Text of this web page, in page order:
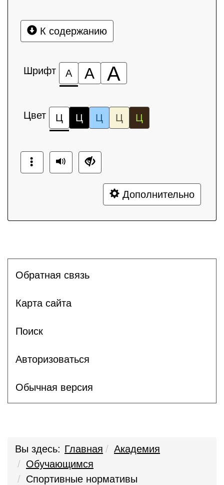
К содержанию
Шрифт А А А
Цвет Ц Ц Ц Ц Ц
Дополнительно
Обратная связь
Карта сайта
Поиск
Авторизоваться
Обычная версия
Вы здесь: Главная
Академия
Обучающимся
Спортивные нормативы